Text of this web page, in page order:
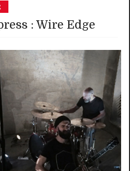
: Wire Edge